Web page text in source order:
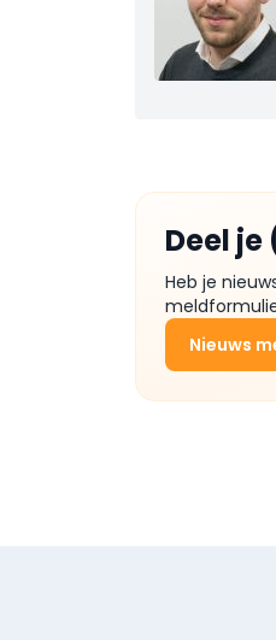
Deel
Heb je
Nieuws